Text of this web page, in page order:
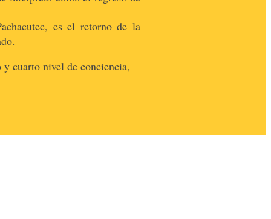
es el retorno de la
y cuarto nivel de conciencia,